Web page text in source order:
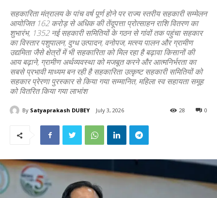
सहकारिता मंत्रालय के पांच वर्ष पूर्ण होने पर राज्य स्तरीय सहकारी सम्मेलन
आयोजित 162 करोड़ से अधिक की तेंदूपत्ता प्रोत्साहन राशि वितरण का
शुभारंभ, 1352 नई सहकारी समितियों के गठन से गांवों तक पहुंचा सहकार
का विस्तार पशुपालन, दुग्ध उत्पादन, वनोपज, मत्स्य पालन और ग्रामीण
उद्यमिता जैसे क्षेत्रों में भी सहकारिता को मिल रहा है बढ़ावा किसानों की
आय बढ़ाने, ग्रामीण अर्थव्यवस्था को मजबूत करने और आत्मनिर्भरता का
सबसे प्रभावी माध्यम बन रही है सहकारिता उत्कृष्ट सहकारी समितियों को
सहकार प्रेरणा पुरस्कार से किया गया सम्मानित, महिला स्व सहायता समूह
को वितरित किया गया लाभांश
By Satyaprakash DUBEY July 3, 2026 0
28